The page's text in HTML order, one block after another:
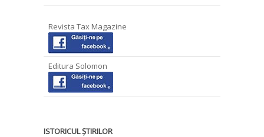
Revista Tax Magazine
Editura Solomon
ISTORICUL ȘTIRILOR